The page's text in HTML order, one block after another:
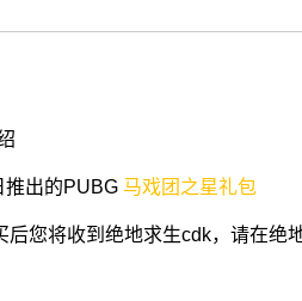
推出的PUBG 马戏团之星礼包
您将收到绝地求生cdk，请在绝